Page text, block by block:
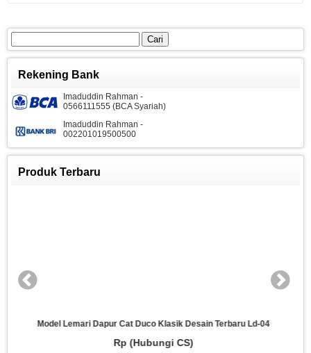
untuk:
Rekening Bank
Imaduddin Rahman -
0566111555 (BCA Syariah)
Imaduddin Rahman -
002201019500500
Produk Terbaru
Ld-04 Desain Lemari Dapur Kayu Jati Klasik Model
Rp (Hubungi CS)